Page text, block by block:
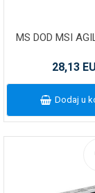
MS DOD MSI
28,13
Dodaj u